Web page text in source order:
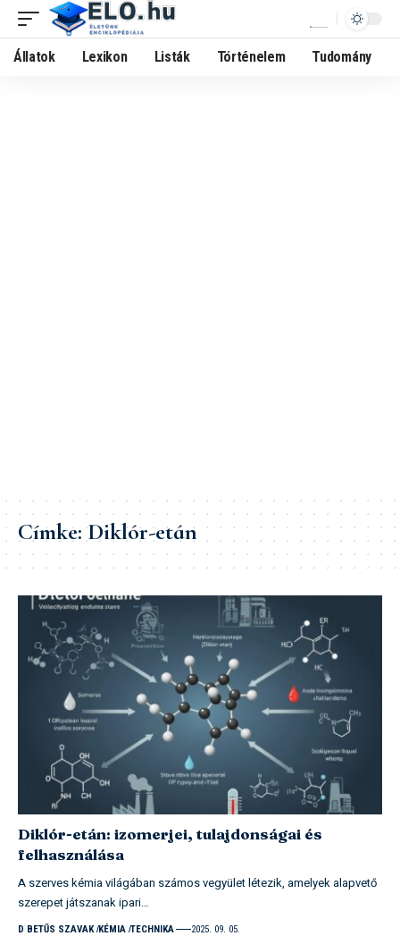
Állatok Lexikon Listák Történelem Tudomány
Címke:Diklór-etán
Diklór-etán: izomerjei, tulajdonságai és
felhasználása
A szerves kémia világában számos vegyület létezik, amelyek alapvető
szerepet játszanak ipari…
D BETŰS SZAVAK KÉMIA TECHNIKA 2025. 09. 05.